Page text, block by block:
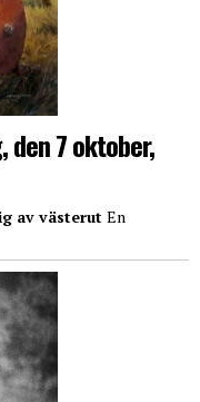
den 7 oktober,
av västerut En